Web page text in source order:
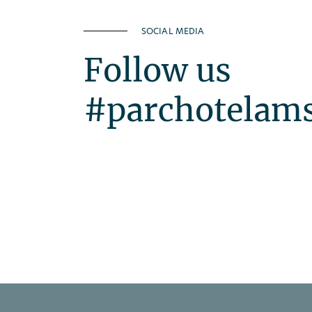
SOCIAL MEDIA
Follow us